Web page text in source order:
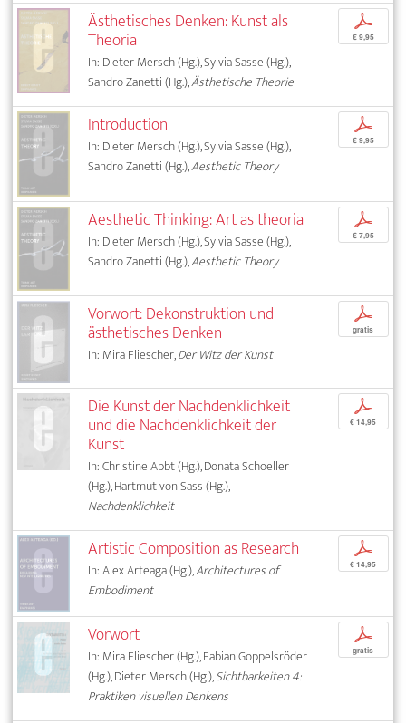
Ästhetisches Denken: Kunst als
Theoria
In: Dieter Mersch (Hg.), Sylvia Sasse (Hg.),
Sandro Zanetti (Hg.),Ästhetische Theorie
p
€ 9,95
Introduction
In: Dieter Mersch (Hg.), Sylvia Sasse (Hg.),
Sandro Zanetti (Hg.),Aesthetic Theory
p
€ 9,95
Aesthetic Thinking: Art as theoria
In: Dieter Mersch (Hg.), Sylvia Sasse (Hg.),
Sandro Zanetti (Hg.),Aesthetic Theory
p
€ 7,95
Vorwort: Dekonstruktion und
ästhetisches Denken
In: Mira Fliescher,Der Witz der Kunst
p
gratis
Die Kunst der Nachdenklichkeit
und die Nachdenklichkeit der
Kunst
In: Christine Abbt (Hg.), Donata Schoeller
(Hg.), Hartmut von Sass (Hg.),
Nachdenklichkeit
p
€ 14,95
Artistic Composition as Research
In: Alex Arteaga (Hg.),Architectures of
Embodiment
p
€ 14,95
Vorwort
In: Mira Fliescher (Hg.), Fabian Goppelsröder
(Hg.), Dieter Mersch (Hg.),Sichtbarkeiten 4:
Praktiken visuellen Denkens
p
gratis